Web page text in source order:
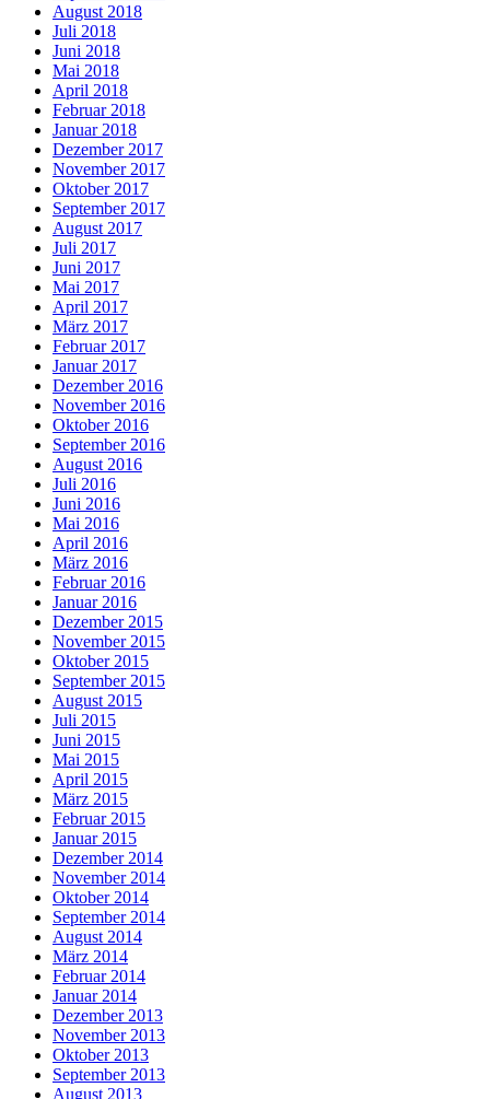
August 2018
Juli 2018
Juni 2018
Mai 2018
April 2018
Februar 2018
Januar 2018
Dezember 2017
November 2017
Oktober 2017
September 2017
August 2017
Juli 2017
Juni 2017
Mai 2017
April 2017
März 2017
Februar 2017
Januar 2017
Dezember 2016
November 2016
Oktober 2016
September 2016
August 2016
Juli 2016
Juni 2016
Mai 2016
April 2016
März 2016
Februar 2016
Januar 2016
Dezember 2015
November 2015
Oktober 2015
September 2015
August 2015
Juli 2015
Juni 2015
Mai 2015
April 2015
März 2015
Februar 2015
Januar 2015
Dezember 2014
November 2014
Oktober 2014
September 2014
August 2014
März 2014
Februar 2014
Januar 2014
Dezember 2013
November 2013
Oktober 2013
September 2013
August 2013